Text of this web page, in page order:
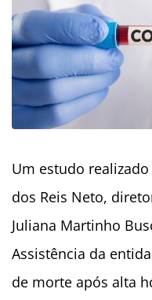
Um estudo
dos Reis Neto,
Juliana Martinho
Assistência da
de morte após alta